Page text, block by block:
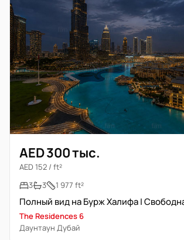
AED 300 тыс.
AED 152 / ft²
3
3 1 977 ft²
The Residences 6
Даунтаун Дубай